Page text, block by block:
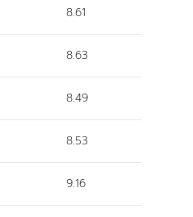
8.61
8.63
8.49
8.53
9.16